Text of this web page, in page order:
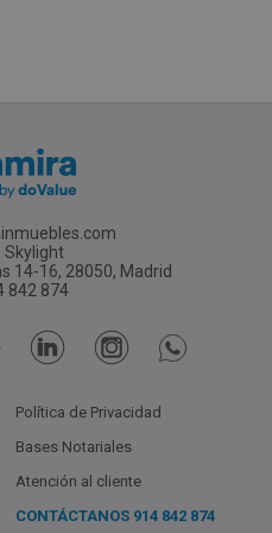
Skylight
14-16, 28050, Madrid
842 874
Política de Privacidad
Bases Notariales
Atención al cliente
CONTÁCTANOS 914 842 874